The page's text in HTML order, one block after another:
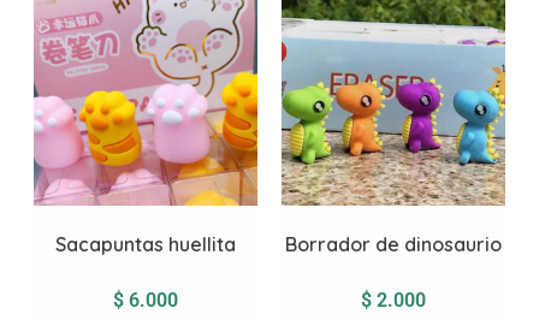
Sacapuntas huellita
$ 6.000
Borrador de dinosaurio
$ 2.000